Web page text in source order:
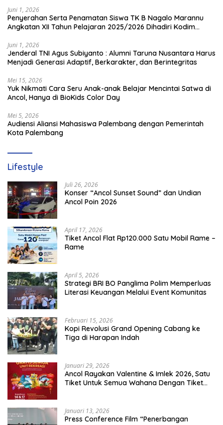
Juni 1, 2026
Penyerahan Serta Penamatan Siswa TK B Nagalo Marannu
Angkatan XII Tahun Pelajaran 2025/2026 Dihadiri Kodim
Juni 1, 2026
Jenderal TNI Agus Subiyanto : Alumni Taruna Nusantara Harus
Menjadi Generasi Adaptif, Berkarakter, dan Berintegritas
Mei 15, 2026
Yuk Nikmati Cara Seru Anak-anak Belajar Mencintai Satwa di
Ancol, Hanya di BioKids Color Day
Mei 5, 2026
Audiensi Aliansi Mahasiswa Palembang dengan Pemerintah
Kota Palembang
Lifestyle
Juli 26, 2026
Konser “Ancol Sunset Sound” dan Undian
Ancol Poin 2026
April 17, 2026
Tiket Ancol Flat Rp120.000 Satu Mobil Rame –
Rame
April 5, 2026
​Strategi BRI BO Panglima Polim Memperluas
Literasi Keuangan Melalui Event Komunitas
Februari 15, 2026
Kopi Revolusi Grand Opening Cabang ke
Tiga di Harapan Indah
Januari 29, 2026
Ancol Rayakan Valentine & Imlek 2026, Satu
Tiket Untuk Semua Wahana Dengan Tiket
Januari 13, 2026
Press Conference Film “Penerbangan